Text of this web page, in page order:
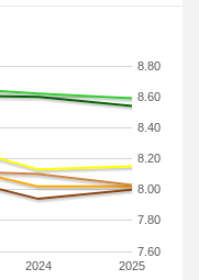
2024 2025
7.60
7.80
8.00
8.20
8.40
8.60
8.80